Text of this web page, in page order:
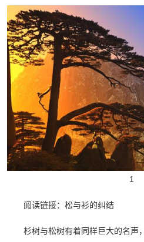
1
阅读链接：松与衫的纠结
杉树与松树有着同样巨大的名声